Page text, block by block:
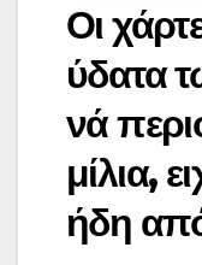
Οι
ύδατα
νά
μίλια,
ήδη